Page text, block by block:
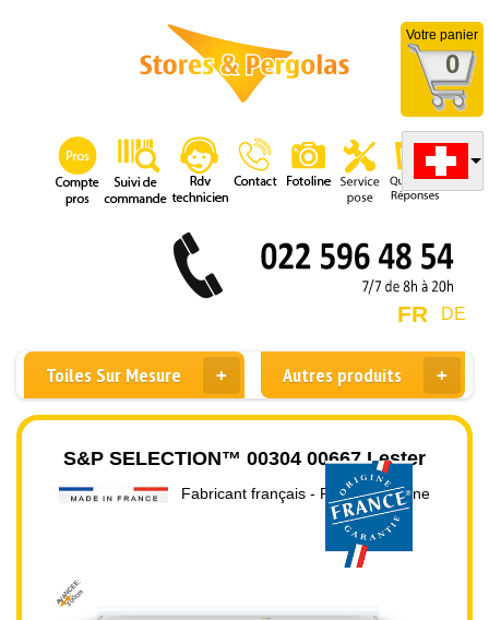
Votre panier
0
DE
FR
Toiles Sur Mesure Autres produits
S&P SELECTION™ 00304 00667 Lester
Fabricant français - Prix direct usine
AVANCEE:
300cm